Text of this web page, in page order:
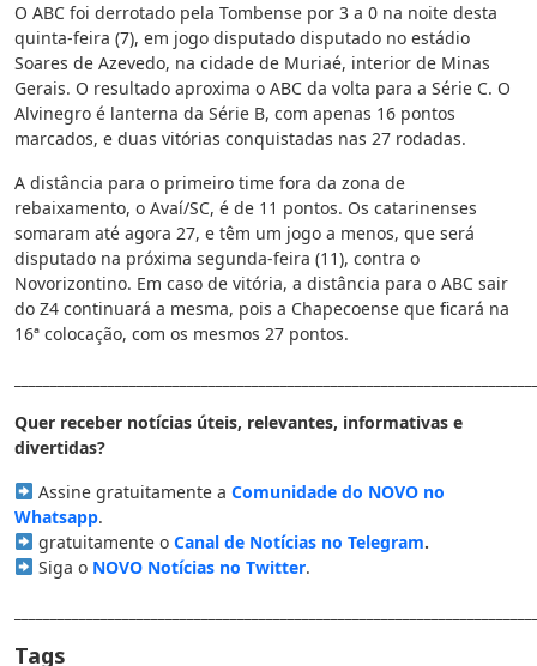
O ABC foi derrotado pela Tombense por 3 a 0 na noite desta
quinta-feira (7), em jogo disputado disputado no estádio
Soares de Azevedo, na cidade de Muriaé, interior de Minas
Gerais. O resultado aproxima o ABC da volta para a Série C. O
Alvinegro é lanterna da Série B, com apenas 16 pontos
marcados, e duas vitórias conquistadas nas 27 rodadas.
A distância para o primeiro time fora da zona de
rebaixamento, o Avaí/SC, é de 11 pontos. Os catarinenses
somaram até agora 27, e têm um jogo a menos, que será
disputado na próxima segunda-feira (11), contra o
Novorizontino. Em caso de vitória, a distância para o ABC sair
do Z4 continuará a mesma, pois a Chapecoense que ficará na
16ª colocação, com os mesmos 27 pontos.
Quer receber notícias úteis, relevantes, informativas e
divertidas?
Assine gratuitamente a Comunidade do NOVO no
Whatsapp.
gratuitamente o Canal de Notícias no Telegram.
Siga o NOVO Notícias no Twitter.
Tags